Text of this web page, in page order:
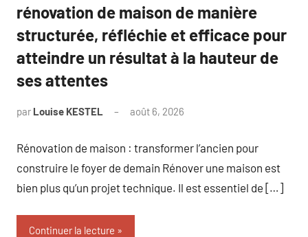
rénovation de maison de manière
structurée, réfléchie et efficace pour
atteindre un résultat à la hauteur de
ses attentes
par Louise KESTEL août 6, 2026
Rénovation de maison : transformer l’ancien pour
construire le foyer de demain Rénover une maison est
bien plus qu’un projet technique. Il est essentiel de […]
Continuer la lecture